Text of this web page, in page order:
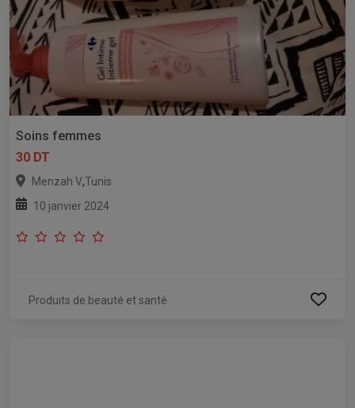
Soins femmes
30 DT
Menzah V,Tunis
10 janvier 2024
Produits de beauté et santé